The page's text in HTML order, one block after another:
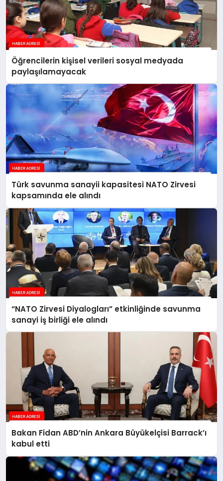
Öğrencilerin kişisel verileri sosyal medyada
paylaşılamayacak
Türk savunma sanayii kapasitesi NATO Zirvesi
kapsamında ele alındı
“NATO Zirvesi Diyalogları” etkinliğinde savunma
sanayi iş birliği ele alındı
Bakan Fidan ABD’nin Ankara Büyükelçisi Barrack’ı
kabul etti